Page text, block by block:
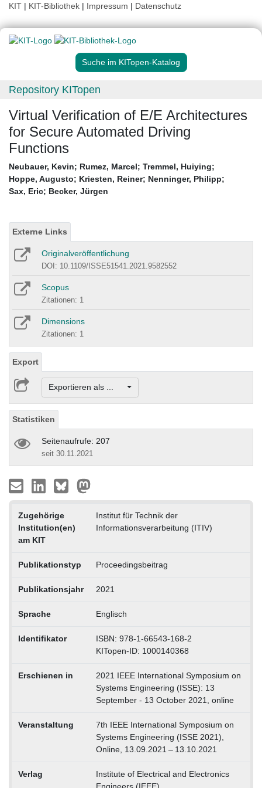
KIT | KIT-Bibliothek | Impressum | Datenschutz
Suche im KITopen-Katalog
Repository KITopen
Virtual Verification of E/E Architectures
for Secure Automated Driving
Functions
Neubauer, Kevin; Rumez, Marcel; Tremmel, Huiying;
Hoppe, Augusto; Kriesten, Reiner; Nenninger, Philipp;
Sax, Eric; Becker, Jürgen
Externe Links
Originalveröffentlichung
DOI: 10.1109/ISSE51541.2021.9582552
Scopus
Zitationen: 1
Dimensions
Zitationen: 1
Export
Exportieren als ...
Statistiken
Seitenaufrufe: 207
seit 30.11.2021
Zugehörige
Institution(en)
am KIT
Institut für Technik der
Informationsverarbeitung (ITIV)
Publikationstyp Proceedingsbeitrag
Publikationsjahr 2021
Sprache Englisch
Identifikator
ISBN: 978-1-66543-168-2
KITopen-ID: 1000140368
Erschienen in
2021 IEEE International Symposium on
Systems Engineering (ISSE): 13
September - 13 October 2021, online
Veranstaltung
7th IEEE International Symposium on
Systems Engineering (ISSE 2021),
Online, 13.09.2021 – 13.10.2021
Verlag
Institute of Electrical and Electronics
Engineers (IEEE)